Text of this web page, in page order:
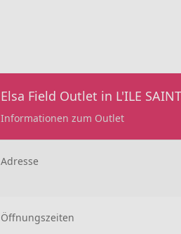
Elsa Field Outlet in L'ILE
Informationen zum Outlet
Adresse
Öffnungszeiten